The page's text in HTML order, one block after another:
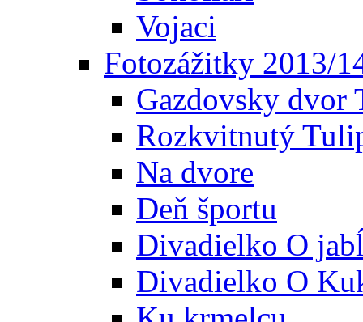
Vojaci
Fotozážitky 2013/
Gazdovsky dvor
Rozkvitnutý
Na dvore
Deň športu
Divadielko O
Divadielko O